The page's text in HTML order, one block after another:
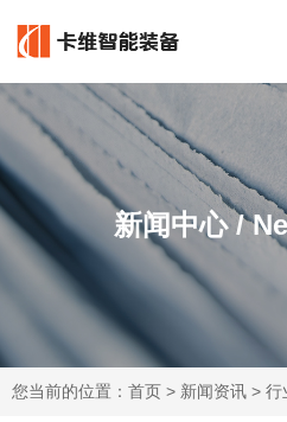
新闻中心 /
您当前的位置： 首页 > 新闻资讯 > 行